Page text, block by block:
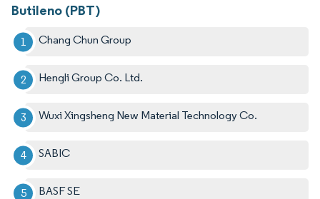
Butileno (PBT)
Chang Chun Group
Hengli Group Co. Ltd.
Wuxi Xingsheng New Material Technology Co.
SABIC
BASF SE